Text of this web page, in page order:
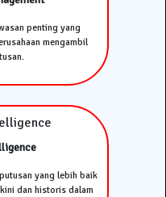
penting yang
mengambil
yang lebih baik
dan historis dalam